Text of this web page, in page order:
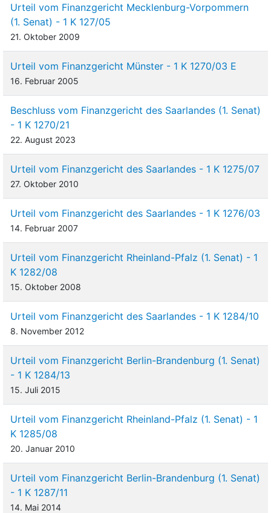
Urteil vom Finanzgericht Mecklenburg-Vorpommern
(1. Senat) - 1 K 127/05
21. Oktober 2009
Urteil vom Finanzgericht Münster - 1 K 1270/03 E
16. Februar 2005
Beschluss vom Finanzgericht des Saarlandes (1. Senat)
- 1 K 1270/21
22. August 2023
Urteil vom Finanzgericht des Saarlandes - 1 K 1275/07
27. Oktober 2010
Urteil vom Finanzgericht des Saarlandes - 1 K 1276/03
14. Februar 2007
Urteil vom Finanzgericht Rheinland-Pfalz (1. Senat) - 1
K 1282/08
15. Oktober 2008
Urteil vom Finanzgericht des Saarlandes - 1 K 1284/10
8. November 2012
Urteil vom Finanzgericht Berlin-Brandenburg (1. Senat)
- 1 K 1284/13
15. Juli 2015
Urteil vom Finanzgericht Rheinland-Pfalz (1. Senat) - 1
K 1285/08
20. Januar 2010
Urteil vom Finanzgericht Berlin-Brandenburg (1. Senat)
- 1 K 1287/11
14. Mai 2014